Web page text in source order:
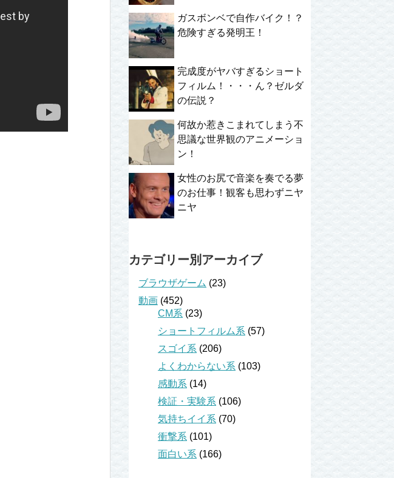
ガスボンベで自作バイク！？
危険すぎる発明王！
完成度がヤバすぎるショート
フィルム！・・・ん？ゼルダ
の伝説？
何故か惹きこまれてしまう不
思議な世界観のアニメーショ
ン！
女性のお尻で音楽を奏でる夢
のお仕事！観客も思わずニヤ
ニヤ
カテゴリー別アーカイブ
ブラウザゲーム (23)
動画 (452)
CM系 (23)
ショートフィルム系 (57)
スゴイ系 (206)
よくわからない系 (103)
感動系 (14)
検証・実験系 (106)
気持ちイイ系 (70)
衝撃系 (101)
面白い系 (166)